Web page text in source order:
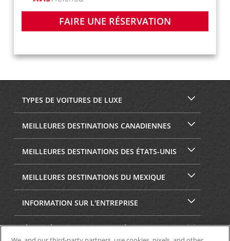
FAIRE UNE RÉSERVATION
TYPES DE VOITURES DE LUXE
MEILLEURES DESTINATIONS CANADIENNES
MEILLEURES DESTINATIONS DES ÉTATS-UNIS
MEILLEURES DESTINATIONS DU MEXIQUE
INFORMATION SUR L'ENTREPRISE
SÉCURITÉ ET CONFIDENTIALITÉ